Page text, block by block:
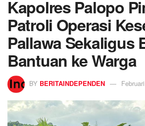
Kapolres Palopo
Patroli Operasi
Pallawa Sekaligus
Bantuan ke Warga
BY BERITAINDEPENDEN